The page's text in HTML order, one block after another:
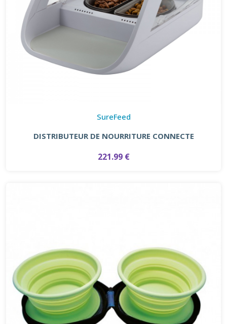
SureFeed
DISTRIBUTEUR DE NOURRITURE CONNECTE
221.99 €